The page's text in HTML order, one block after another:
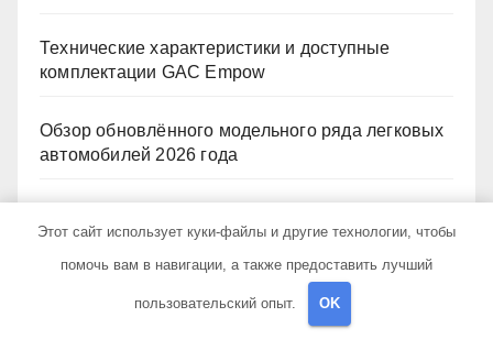
Технические характеристики и доступные
комплектации GAC Empow
Обзор обновлённого модельного ряда легковых
автомобилей 2026 года
справочная база по корейским и японским
моделям
Производство полуприцепов: технологии,
Этот сайт использует куки-файлы и другие технологии, чтобы
помочь вам в навигации, а также предоставить лучший
пользовательский опыт. OK